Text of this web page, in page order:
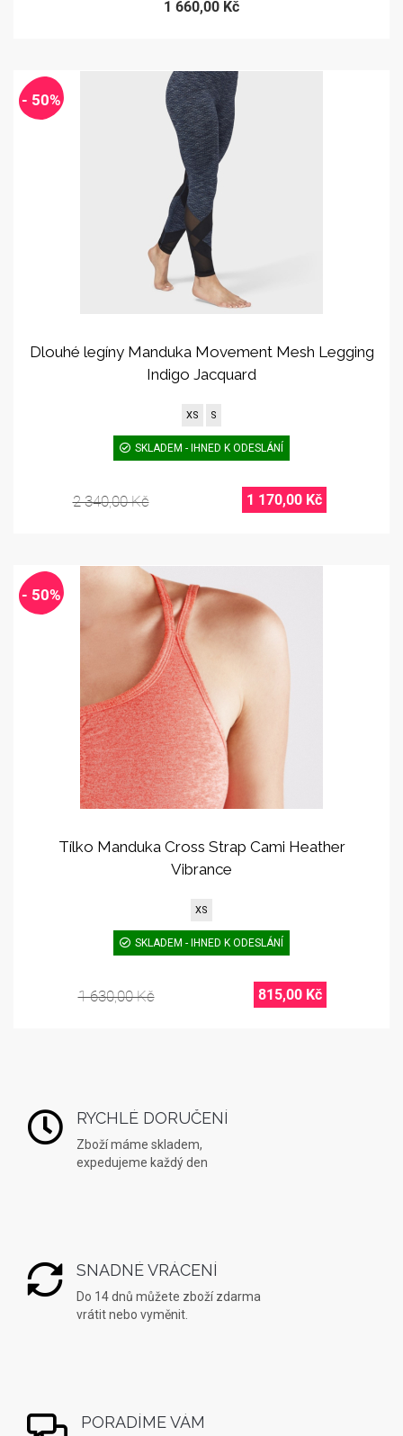
1 660,00 Kč
- 50%
Dlouhé legíny Manduka Movement Mesh Legging
Indigo Jacquard
XS S
SKLADEM - IHNED K ODESLÁNÍ
2 340,00 Kč 1 170,00 Kč
- 50%
Tílko Manduka Cross Strap Cami Heather
Vibrance
XS
SKLADEM - IHNED K ODESLÁNÍ
1 630,00 Kč 815,00 Kč
RYCHLÉ DORUČENÍ
Zboží máme skladem,
expedujeme každý den
SNADNÉ VRÁCENÍ
Do 14 dnů můžete zboží zdarma
vrátit nebo vyměnit.
PORADÍME VÁM